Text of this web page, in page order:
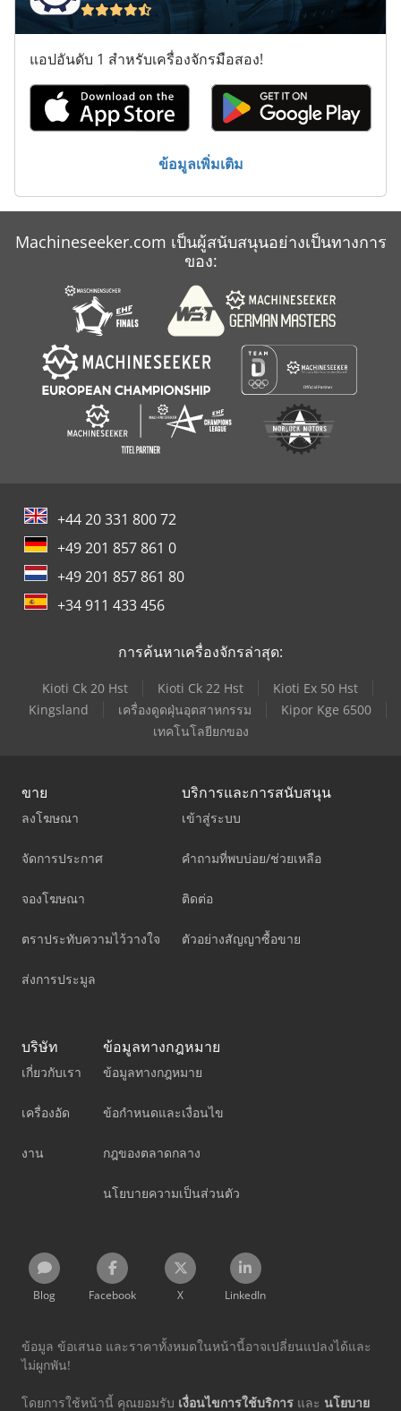
Atlas Copco Ga 55 Vsd
Atlas Copco Ga 708
Atlas Copco Ga 75
Atlas Copco Qas
Atlas Copco Qas 100
Atlas Copco Xas
Atlas Copco Zr 160 Vsd
แอปอันดับ 1 สำหรับเครื่องจักรมือสอง!
ข้อมูลเพิ่มเติม
Machineseeker.com เป็นผู้สนับสนุนอย่างเป็นทางการ
ของ:
+44 20 331 800 72
+49 201 857 861 0
+49 201 857 861 80
+34 911 433 456
การค้นหาเครื่องจักรล่าสุด:
Kioti Ck 20 Hst Kioti Ck 22 Hst
Kioti Ex 50 Hst
Kingsland
เครื่องดูดฝุ่นอุตสาหกรรม
Kipor Kge 6500
เทคโนโลยียกของ
ขาย
ลงโฆษณา
จัดการประกาศ
จองโฆษณา
ตราประทับความไว้วางใจ
ส่งการประมูล
บริการและการสนับสนุน
เข้าสู่ระบบ
คำถามที่พบบ่อย/ช่วยเหลือ
ติดต่อ
ตัวอย่างสัญญาซื้อขาย
บริษัท
เกี่ยวกับเรา
เครื่องอัด
งาน
ข้อมูลทางกฎหมาย
ข้อมูลทางกฎหมาย
ข้อกำหนดและเงื่อนไข
กฎของตลาดกลาง
นโยบายความเป็นส่วนตัว
Blog Facebook X LinkedIn
ข้อมูล ข้อเสนอ และราคาทั้งหมดในหน้านี้อาจเปลี่ยนแปลงได้และ
ไม่ผูกพัน!
โดยการใช้หน้านี้ คุณยอมรับ เงื่อนไขการใช้บริการ และ นโยบาย